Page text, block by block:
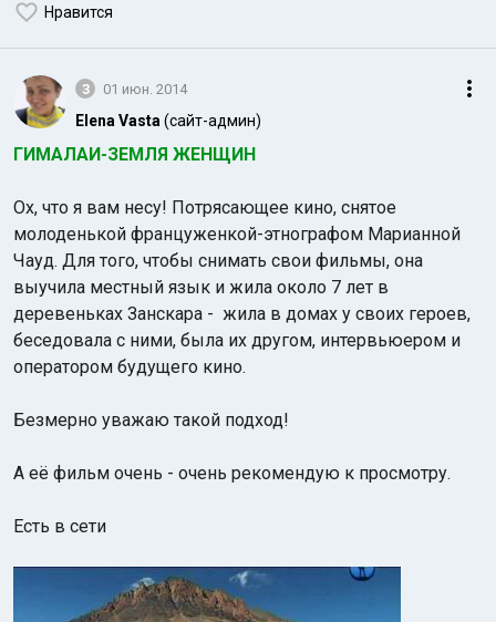
Нравится
3 01 июн. 2014
Elena Vasta (сайт-админ)
ГИМАЛАИ-ЗЕМЛЯ ЖЕНЩИН
Ох, что я вам несу! Потрясающее кино, снятое
молоденькой француженкой-этнографом Марианной
Чауд. Для того, чтобы снимать свои фильмы, она
выучила местный язык и жила около 7 лет в
деревеньках Занскара - жила в домах у своих героев,
беседовала с ними, была их другом, интервьюером и
оператором будущего кино.
Безмерно уважаю такой подход!
А её фильм очень - очень рекомендую к просмотру.
Есть в сети